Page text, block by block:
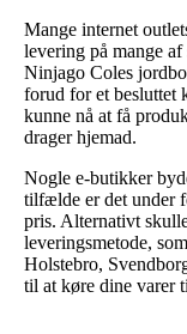
Mange internet
levering på mange
Ninjago Coles
forud for et besluttet
kunne nå at få
drager hjemad.
Nogle e-butikker
tilfælde er det under
pris. Alternativt
leveringsmetode,
Holstebro,
til at køre dine varer